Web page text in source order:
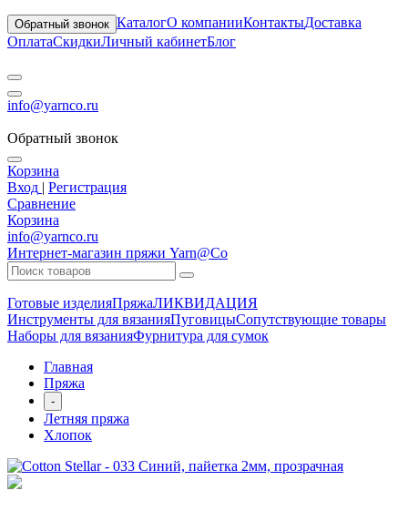
Обратный звонок КаталогО компанииКонтактыДоставка
ОплатаСкидкиЛичный кабинетБлог
info@yarnco.ru
Обратный звонок
Корзина
Вход | Регистрация
Сравнение
Корзина
info@yarnco.ru
Интернет-магазин пряжи Yarn@Co
Готовые изделияПряжаЛИКВИДАЦИЯ
Инструменты для вязанияПуговицыСопутствующие товары
Наборы для вязанияФурнитура для сумок
Главная
Пряжа
-
Летняя пряжа
Хлопок